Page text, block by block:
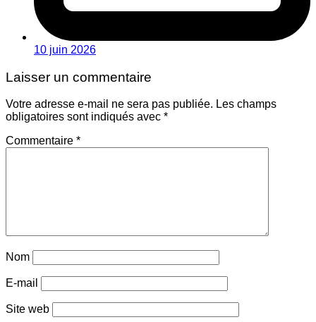
10 juin 2026
Laisser un commentaire
Votre adresse e-mail ne sera pas publiée. Les champs
obligatoires sont indiqués avec *
Commentaire *
Nom
E-mail
Site web